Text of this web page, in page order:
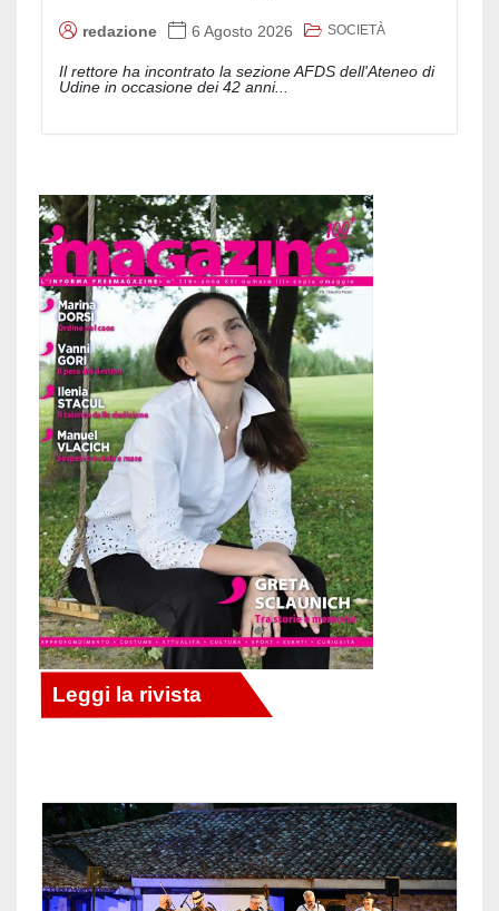
redazione 6 Agosto 2026 SOCIETÀ
Il rettore ha incontrato la sezione AFDS dell'Ateneo di
Udine in occasione dei 42 anni...